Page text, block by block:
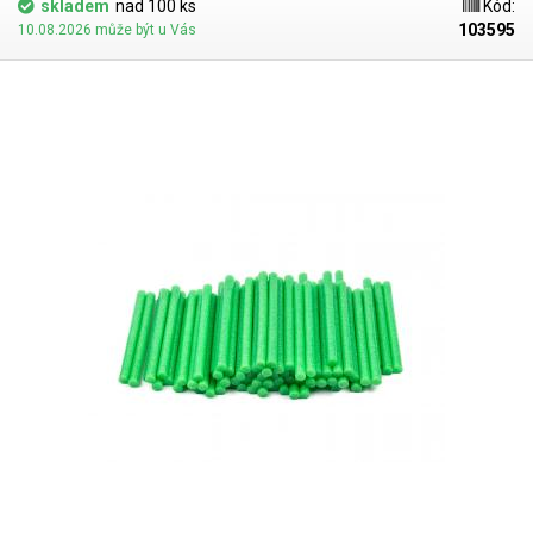
suchých vázaných květin, adventních věnců, svátečních ozdob, dárků a
přání. V naší nabídce najdete také tavné tyčinky různých barev.
skladem nad 100 ks
10.08.2026 může být u Vás
Kód:
103595